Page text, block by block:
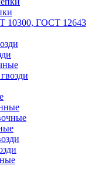
10300, ГОСТ 12643